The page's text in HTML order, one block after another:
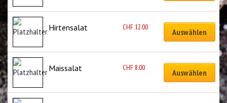
Hirtensalat CHF 12.00 Auswählen
Maissalat CHF 8.00 Auswählen